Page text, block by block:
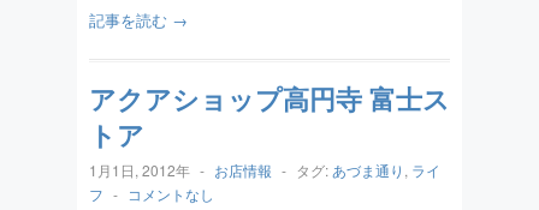
記事を読む →
アクアショップ高円寺 富士ス
トア
1月1日, 2012年 - お店情報 - タグ: あづま通り , ライ
フ - コメントなし